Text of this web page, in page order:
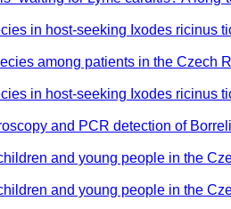
in host-seeking Ixodes ricinus
among patients in the Czech
in host-seeking Ixodes ricinus
and PCR detection of
and young people in the
and young people in the